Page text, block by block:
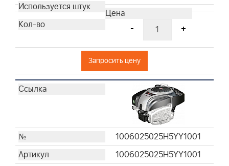
- +
Запросить цену
1006025025H5YY1001
1006025025H5YY1001